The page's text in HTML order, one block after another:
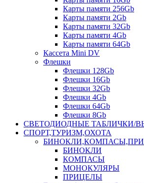
Карты памяти 256Gb
Карты памяти 2Gb
Карты памяти 32Gb
Карты памяти 4Gb
Карты памяти 64Gb
Кассета Mini DV
Флешки
Флешки 128Gb
Флешки 16Gb
Флешки 32Gb
Флешки 4Gb
Флешки 64Gb
Флешки 8Gb
СВЕТОДИОДНЫЕ ТАБЛИЧКИ/
СПОРТ,ТУРИЗМ,ОХОТА
БИНОКЛИ
КОМПАСЫ
МОНОКУЛЯРЫ
ПРИЦЕЛЫ